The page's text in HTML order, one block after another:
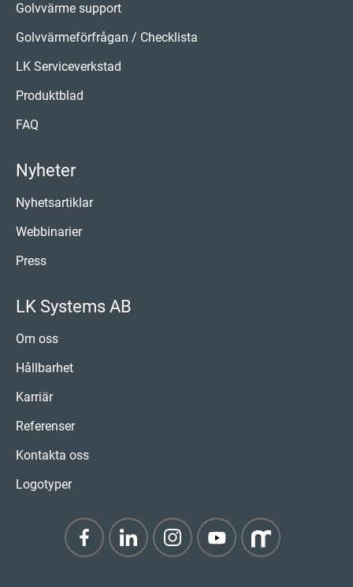
Golvvärme support
Golvvärmeförfrågan / Checklista
LK Serviceverkstad
Produktblad
FAQ
Nyheter
Nyhetsartiklar
Webbinarier
Press
LK Systems AB
Om oss
Hållbarhet
Karriär
Referenser
Kontakta oss
Logotyper